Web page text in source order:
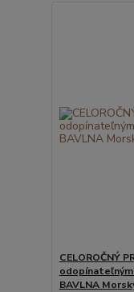
CELOROČNÝ
odopínateľnými
BAVLNA